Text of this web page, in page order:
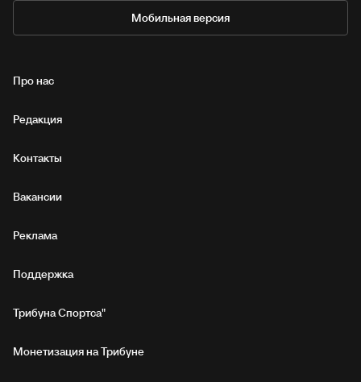
Мобильная версия
Про нас
Редакция
Контакты
Вакансии
Реклама
Поддержка
Трибуна Спортса"
Монетизация на Трибуне